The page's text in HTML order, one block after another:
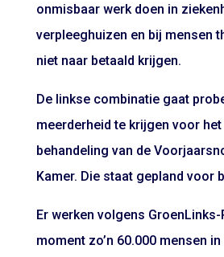
onmisbaar werk doen in
verpleeghuizen en bij mensen
niet naar betaald krijgen.
De linkse combinatie gaat
meerderheid te krijgen voor
behandeling van de
Kamer. Die staat gepland voor
Er werken volgens GroenLinks-
moment zo’n 60.000 mensen